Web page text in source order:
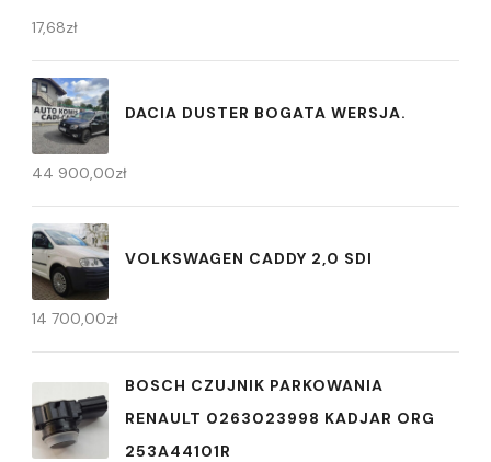
17,68zł
DACIA DUSTER BOGATA WERSJA.
44 900,00zł
VOLKSWAGEN CADDY 2,0 SDI
14 700,00zł
BOSCH CZUJNIK PARKOWANIA
RENAULT 0263023998 KADJAR ORG
253A44101R